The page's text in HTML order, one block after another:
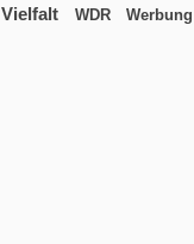
Vielfalt WDR Werbung